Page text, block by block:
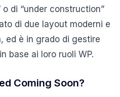
di “under construction”
di due layout moderni e
ed è in grado di gestire
base ai loro ruoli WP.
Coming Soon?